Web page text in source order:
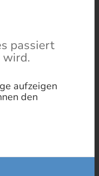
passiert
wird.
aufzeigen
den